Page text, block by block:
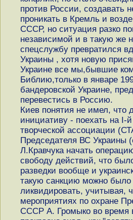
против России, создавать
проникать в Кремль и
СССР, но ситуация разко
независимой и в такую же
спецслужбу превратился
Украины , хотя новую
Украине все мы,бывшие
Библию,только в январе
бандеровской Украине,
перевестись в Россию.
Киев понятия не имел, что
инициативу - поехать на I-
творческой ассоциации
Председателя ВС Украины
Л.Кравчука начать
свободу действий, что
разведки вообще и
такую санкцию можно
ликвидировать, учитывая,
мероприятиях по охране
СССР А. Громыко во время